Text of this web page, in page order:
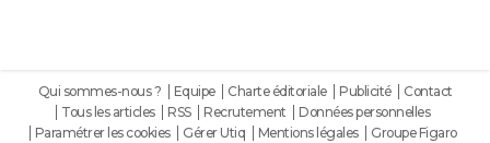
Qui sommes-nous ? Equipe Charte éditoriale Publicité
Contact
Tous les articles
RSS Recrutement
Données personnelles
Paramétrer les cookies
Gérer Utiq Mentions légales Groupe Figaro